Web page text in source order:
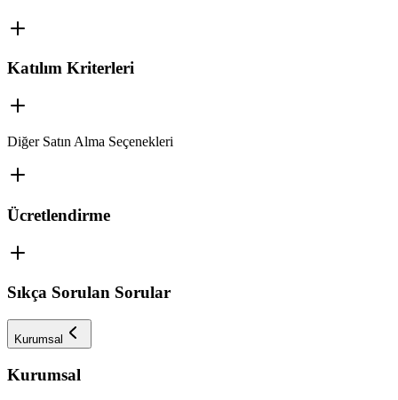
Katılım Kriterleri
Diğer Satın Alma Seçenekleri
Ücretlendirme
Sıkça Sorulan Sorular
Kurumsal
Kurumsal